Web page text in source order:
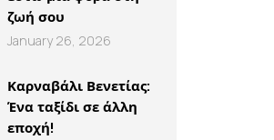
ζωή σου
January 26, 2026
Καρναβάλι Βενετίας:
Ένα ταξίδι σε άλλη
εποχή!